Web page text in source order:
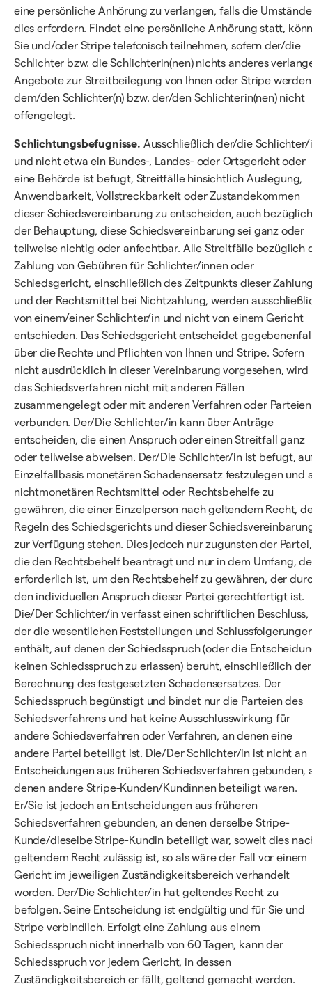
eine persönliche Anhörung zu verlangen, falls die Umstände
dies erfordern. Findet eine persönliche Anhörung statt,
Sie und/oder Stripe telefonisch teilnehmen, sofern der/die
Schlichter bzw. die Schlichterin(nen) nichts anderes
Angebote zur Streitbeilegung von Ihnen oder Stripe werden
dem/den Schlichter(n) bzw. der/den Schlichterin(nen) nicht
offengelegt.
Schlichtungsbefugnisse. Ausschließlich der/die Schlichter/
und nicht etwa ein Bundes-, Landes- oder Ortsgericht oder
eine Behörde ist befugt, Streitfälle hinsichtlich Auslegung,
Anwendbarkeit, Vollstreckbarkeit oder Zustandekommen
dieser Schiedsvereinbarung zu entscheiden, auch bezüglich
der Behauptung, diese Schiedsvereinbarung sei ganz oder
teilweise nichtig oder anfechtbar. Alle Streitfälle bezüglich
Zahlung von Gebühren für Schlichter/innen oder
Schiedsgericht, einschließlich des Zeitpunkts dieser
und der Rechtsmittel bei Nichtzahlung, werden
von einem/einer Schlichter/in und nicht von einem Gericht
entschieden. Das Schiedsgericht entscheidet
über die Rechte und Pflichten von Ihnen und Stripe. Sofern
nicht ausdrücklich in dieser Vereinbarung vorgesehen, wird
das Schiedsverfahren nicht mit anderen Fällen
zusammengelegt oder mit anderen Verfahren oder Parteien
verbunden. Der/Die Schlichter/in kann über Anträge
entscheiden, die einen Anspruch oder einen Streitfall ganz
oder teilweise abweisen. Der/Die Schlichter/in ist befugt,
Einzelfallbasis monetären Schadensersatz festzulegen und
nichtmonetären Rechtsmittel oder Rechtsbehelfe zu
gewähren, die einer Einzelperson nach geltendem Recht,
Regeln des Schiedsgerichts und dieser
zur Verfügung stehen. Dies jedoch nur zugunsten der Partei,
die den Rechtsbehelf beantragt und nur in dem Umfang,
erforderlich ist, um den Rechtsbehelf zu gewähren, der
den individuellen Anspruch dieser Partei gerechtfertigt ist.
Die/Der Schlichter/in verfasst einen schriftlichen Beschluss,
der die wesentlichen Feststellungen und
enthält, auf denen der Schiedsspruch (oder die
keinen Schiedsspruch zu erlassen) beruht, einschließlich der
Berechnung des festgesetzten Schadensersatzes. Der
Schiedsspruch begünstigt und bindet nur die Parteien des
Schiedsverfahrens und hat keine Ausschlusswirkung für
andere Schiedsverfahren oder Verfahren, an denen eine
andere Partei beteiligt ist. Die/Der Schlichter/in ist nicht an
Entscheidungen aus früheren Schiedsverfahren gebunden,
denen andere Stripe-Kunden/Kundinnen beteiligt waren.
Er/Sie ist jedoch an Entscheidungen aus früheren
Schiedsverfahren gebunden, an denen derselbe Stripe-
Kunde/dieselbe Stripe-Kundin beteiligt war, soweit dies
geltendem Recht zulässig ist, so als wäre der Fall vor einem
Gericht im jeweiligen Zuständigkeitsbereich verhandelt
worden. Der/Die Schlichter/in hat geltendes Recht zu
befolgen. Seine Entscheidung ist endgültig und für Sie und
Stripe verbindlich. Erfolgt eine Zahlung aus einem
Schiedsspruch nicht innerhalb von 60 Tagen, kann der
Schiedsspruch vor jedem Gericht, in dessen
Zuständigkeitsbereich er fällt, geltend gemacht werden.